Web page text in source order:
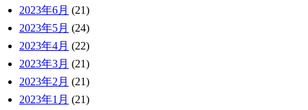
2023年6月 (21)
2023年5月 (24)
2023年4月 (22)
2023年3月 (21)
2023年2月 (21)
2023年1月 (21)